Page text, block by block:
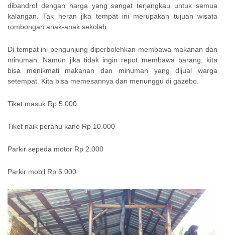
dibandrol dengan harga yang sangat terjangkau untuk semua
kalangan. Tak heran jika tempat ini merupakan tujuan wisata
rombongan anak-anak sekolah.
Di tempat ini pengunjung diperbolehkan membawa makanan dan
minuman. Namun jika tidak ingin repot membawa barang, kita
bisa menikmati makanan dan minuman yang dijual warga
setempat. Kita bisa memesannya dan menunggu di gazebo.
Tiket masuk Rp 5.000
Tiket naik perahu kano Rp 10.000
Parkir sepeda motor Rp 2.000
Parkir mobil Rp 5.000